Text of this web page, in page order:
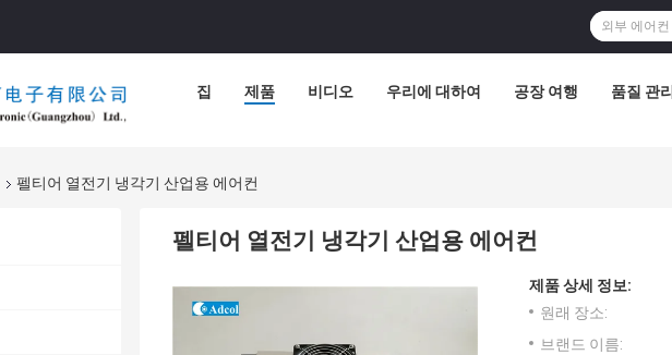
집 제품 비디오 우리에 대하여 공장 여행 품질 관리
펠티어 열전기 냉각기 산업용 에어컨
펠티어 열전기 냉각기 산업용 에어컨
제품 상세 정보:
원래 장소:
브랜드 이름: